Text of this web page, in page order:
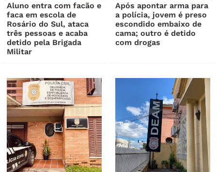
Aluno entra com facão e
faca em escola de
Rosário do Sul, ataca
três pessoas e acaba
detido pela Brigada
Militar
Após apontar arma para
a polícia, jovem é preso
escondido embaixo de
cama; outro é detido
com drogas